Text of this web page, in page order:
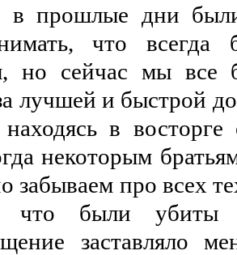
в прошлые дни
что всегда
но сейчас мы
лучшей и быстрой
в восторге
некоторым
забываем про всех
что были убиты
заставляло